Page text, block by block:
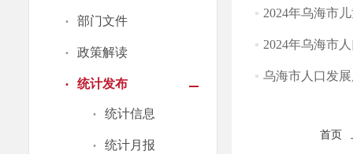
· 部门文件
· 政策解读
· 统计发布
· 统计信息
· 统计月报
2024年乌海市
2024年乌海市
乌海市人口发
首页